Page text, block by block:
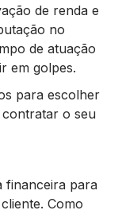
de renda e
no
de atuação
em golpes.
para escolher
o seu
financeira para
Como